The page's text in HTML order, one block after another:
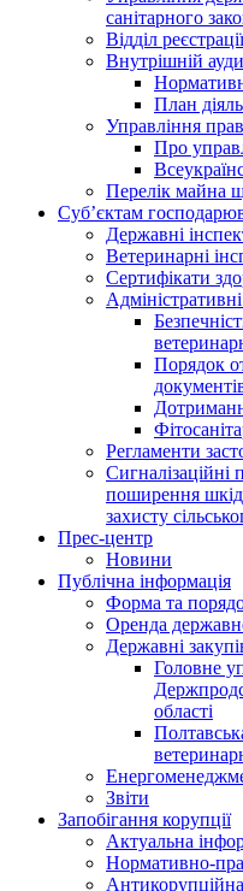
санітарного
Відділ
Внутрішній
План
Управління
Про
Перелік майна
Суб’єктам
Державні
Ветеринарні
Сертифікати
Порядок
Регламенти
Сигналізаційні
поширення
захисту
Прес-центр
Новини
Публічна інформація
Форма та
Оренда
Державні
Головне
області
Звіти
Запобігання корупції
Актуальна
Нормативно-
Антикорупційна